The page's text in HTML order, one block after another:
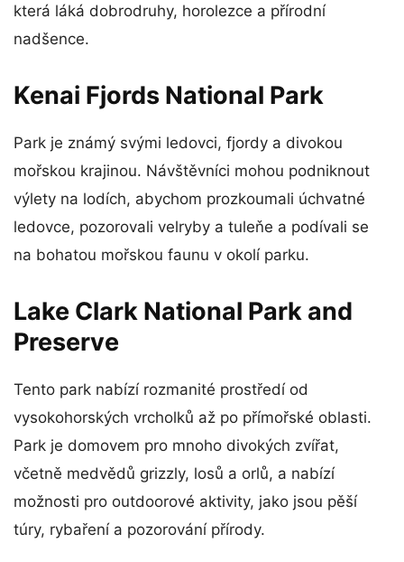
která láká dobrodruhy, horolezce a přírodní
nadšence.
Kenai Fjords National Park
Park je známý svými ledovci, fjordy a divokou
mořskou krajinou. Návštěvníci mohou podniknout
výlety na lodích, abychom prozkoumali úchvatné
ledovce, pozorovali velryby a tuleňe a podívali se
na bohatou mořskou faunu v okolí parku.
Lake Clark National Park and
Preserve
Tento park nabízí rozmanité prostředí od
vysokohorských vrcholků až po přímořské oblasti.
Park je domovem pro mnoho divokých zvířat,
včetně medvědů grizzly, losů a orlů, a nabízí
možnosti pro outdoorové aktivity, jako jsou pěší
túry, rybaření a pozorování přírody.